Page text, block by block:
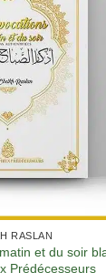
RASLAN
et du soir
Prédécesseurs